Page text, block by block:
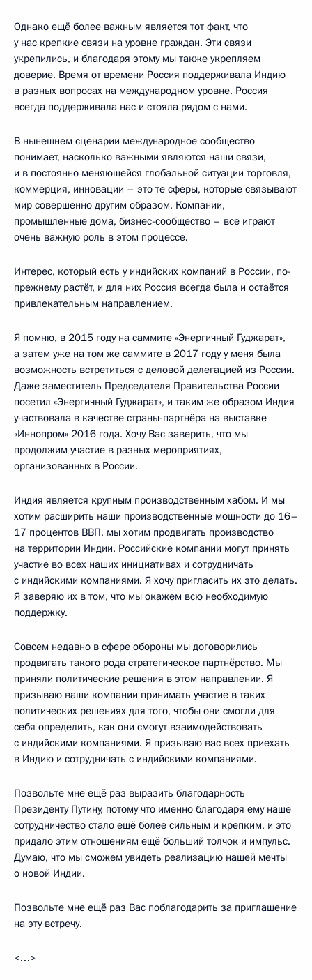
Однако ещё более важным является тот факт, что
у нас крепкие связи на уровне граждан. Эти связи
укрепились, и благодаря этому мы также укрепляем
доверие. Время от времени Россия поддерживала Индию
в разных вопросах на международном уровне. Россия
всегда поддерживала нас и стояла рядом с нами.
В нынешнем сценарии международное сообщество
понимает, насколько важными являются наши связи,
и в постоянно меняющейся глобальной ситуации торговля,
коммерция, инновации – это те сферы, которые связывают
мир совершенно другим образом. Компании,
промышленные дома, бизнес-сообщество – все играют
очень важную роль в этом процессе.
Интерес, который есть у индийских компаний в России, по-
прежнему растёт, и для них Россия всегда была и остаётся
привлекательным направлением.
Я помню, в 2015 году на саммите «Энергичный Гуджарат»,
а затем уже на том же саммите в 2017 году у меня была
возможность встретиться с деловой делегацией из России.
Даже заместитель Председателя Правительства России
посетил «Энергичный Гуджарат», и таким же образом Индия
участвовала в качестве страны-партнёра на выставке
«Иннопром» 2016 года. Хочу Вас заверить, что мы
продолжим участие в разных мероприятиях,
организованных в России.
Индия является крупным производственным хабом. И мы
хотим расширить наши производственные мощности до 16–
17 процентов ВВП, мы хотим продвигать производство
на территории Индии. Российские компании могут принять
участие во всех наших инициативах и сотрудничать
с индийскими компаниями. Я хочу пригласить их это делать.
Я заверяю их в том, что мы окажем всю необходимую
поддержку.
Совсем недавно в сфере обороны мы договорились
продвигать такого рода стратегическое партнёрство. Мы
приняли политические решения в этом направлении. Я
призываю ваши компании принимать участие в таких
политических решениях для того, чтобы они смогли для
себя определить, как они смогут взаимодействовать
с индийскими компаниями. Я призываю вас всех приехать
в Индию и сотрудничать с индийскими компаниями.
Позвольте мне ещё раз выразить благодарность
Президенту Путину, потому что именно благодаря ему наше
сотрудничество стало ещё более сильным и крепким, и это
придало этим отношениям ещё больший толчок и импульс.
Думаю, что мы сможем увидеть реализацию нашей мечты
о новой Индии.
Позвольте мне ещё раз Вас поблагодарить за приглашение
на эту встречу.
<…>